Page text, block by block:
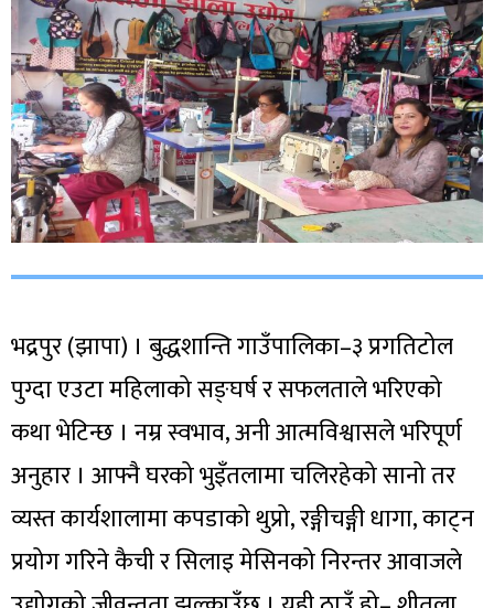
भद्रपुर (झापा) । बुद्धशान्ति गाउँपालिका–३ प्रगतिटोल
पुग्दा एउटा महिलाको सङ्घर्ष र सफलताले भरिएको
कथा भेटिन्छ । नम्र स्वभाव, अनी आत्मविश्वासले भरिपूर्ण
अनुहार । आफ्नै घरको भुइँतलामा चलिरहेको सानो तर
व्यस्त कार्यशालामा कपडाको थुप्रो, रङ्गीचङ्गी धागा, काट्न
प्रयोग गरिने कैची र सिलाइ मेसिनको निरन्तर आवाजले